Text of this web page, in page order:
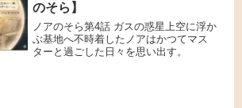
のそら】
ノアのそら第4話 ガスの惑星上空に浮か
ぶ基地へ不時着したノアはかつてマス
ターと過ごした日々を思い出す。